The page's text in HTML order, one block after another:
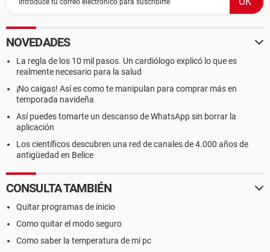
NOVEDADES
La regla de los 10 mil pasos. Un cardiólogo explicó lo que es
realmente necesario para la salud
¡No caigas! Así es como te manipulan para comprar más en
temporada navideña
Así puedes tomarte un descanso de WhatsApp sin borrar la
aplicación
Los científicos descubren una red de canales de 4.000 años de
antigüedad en Belice
CONSULTA TAMBIÉN
Quitar programas de inicio
Como quitar el modo seguro
Como saber la temperatura de mi pc